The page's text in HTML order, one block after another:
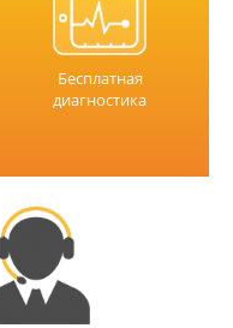
Бесплатная
диагностика